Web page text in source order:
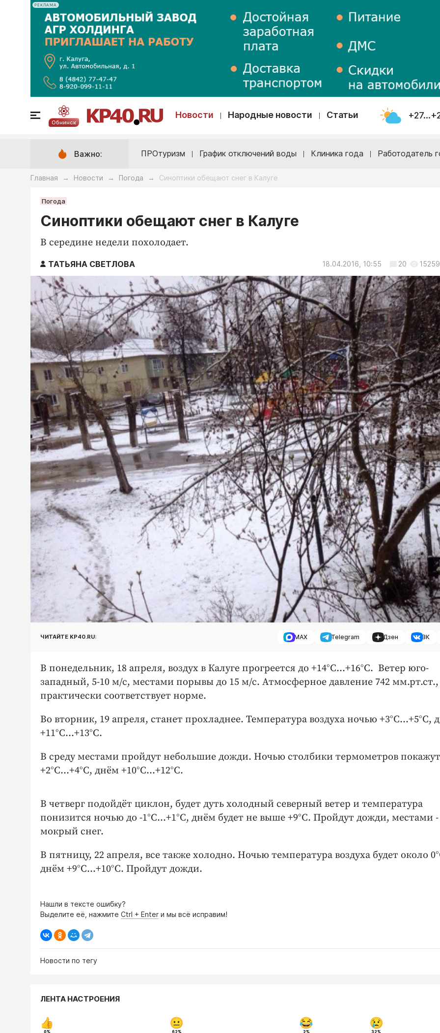
РЕКЛАМА
Обнинск
Новости Народные новости Статьи
Важно: ПРОтуризм График отключений воды Клиника года Работодатель
Главная → Новости → Погода → Синоптики обещают снег в Калуге
Погода
Синоптики обещают снег в Калуге
В середине недели похолодает.
ТАТЬЯНА СВЕТЛОВА 18.04.2016, 10:55 20 15259
ЧИТАЙТЕ KP40.RU: MAX Telegram Дзен ВК
В понедельник, 18 апреля, воздух в Калуге прогреется до +14°С...+16°С. Ветер юго-
западный, 5-10 м/с, местами порывы до 15 м/с. Атмосферное давление 742 мм.рт.ст.,
практически соответствует норме.
Во вторник, 19 апреля, станет прохладнее. Температура воздуха ночью +3°С…+5°С,
+11°С…+13°С.
В среду местами пройдут небольшие дожди. Ночью столбики термометров покажут
+2°С…+4°С, днём +10°С…+12°С.
В четверг подойдёт циклон, будет дуть холодный северный ветер и температура
понизится ночью до -1°С…+1°С, днём будет не выше +9°С. Пройдут дожди, местами -
мокрый снег.
В пятницу, 22 апреля, все также холодно. Ночью температура воздуха будет около
днём +9°С…+10°С. Пройдут дожди.
Нашли в тексте ошибку?
Выделите её, нажмите Ctrl + Enter и мы всё исправим!
Новости по тегу
ЛЕНТА НАСТРОЕНИЯ
0% 62% 2% 32%